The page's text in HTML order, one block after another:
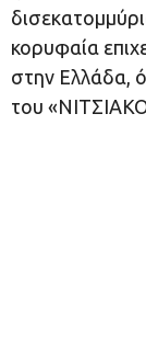
κορυφαία
στην Ελλάδα,
του